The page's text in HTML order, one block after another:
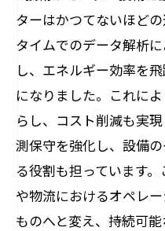
ターはかつてないほど
タイムでのデータ解析
し、エネルギー効率を
になりました。これに
らし、コスト削減も実
測保守を強化し、設備
る役割も担っています
や物流におけるオペレ
ものへと変え、持続可